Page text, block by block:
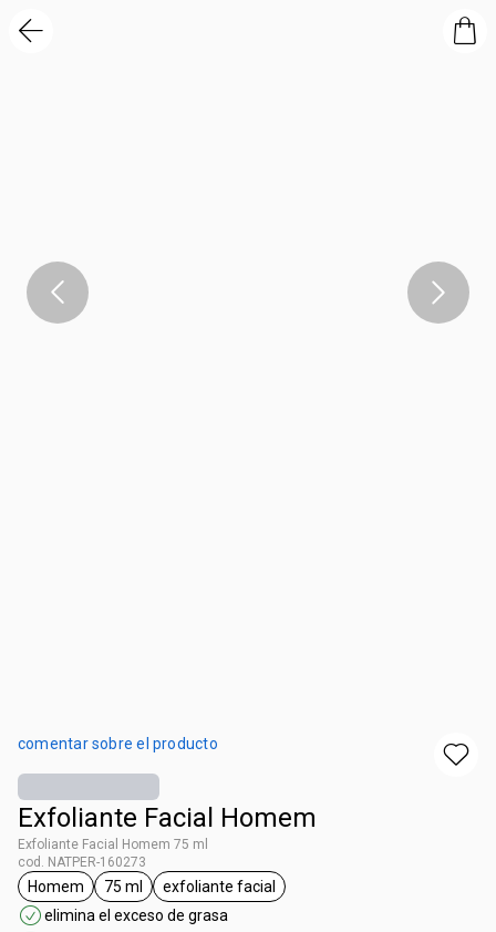
comentar sobre el producto
Exfoliante Facial Homem
Exfoliante Facial Homem 75 ml
cod. NATPER-160273
etiqueta Homem
Homem
etiqueta 75 ml
75 ml
etiqueta exfoliante facial
exfoliante facial
elimina el exceso de grasa